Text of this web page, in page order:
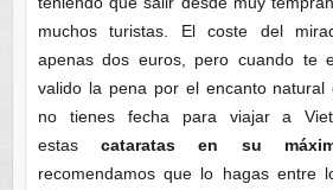
muchos turistas. El coste del
apenas dos euros, pero cuando te
valido la pena por el encanto natural
no tienes fecha para viajar a
estascataratas en su
recomendamos que lo hagas entre